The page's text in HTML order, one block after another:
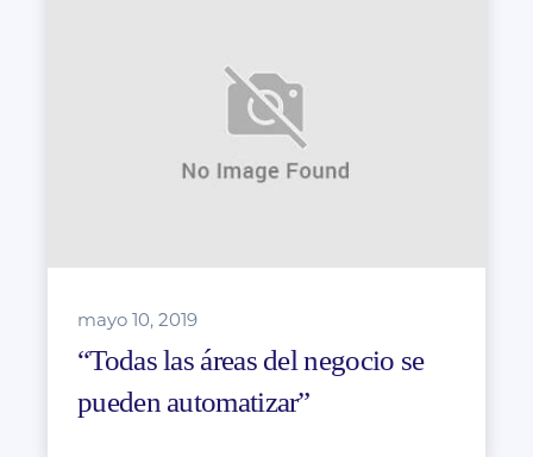
mayo 10, 2019
“Todas las áreas del negocio se
pueden automatizar”